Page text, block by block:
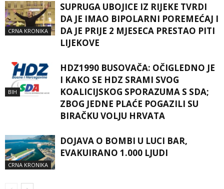
CRNA KRONIKA
SUPRUGA UBOJICE IZ RIJEKE TVRDI
DA JE IMAO BIPOLARNI POREMEĆAJ I
DA JE PRIJE 2 MJESECA PRESTAO PITI
LIJEKOVE
BIH
HDZ1990 BUSOVAČA: OČIGLEDNO JE
I KAKO SE HDZ SRAMI SVOG
KOALICIJSKOG SPORAZUMA S SDA;
ZBOG JEDNE PLAĆE POGAZILI SU
BIRAČKU VOLJU HRVATA
CRNA KRONIKA
DOJAVA O BOMBI U LUCI BAR,
EVAKUIRANO 1.000 LJUDI